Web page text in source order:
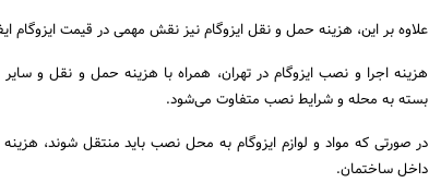
علاوه بر این، هزینه حمل و نقل ایزوگام نیز نقش مهمی در قیمت ایزوگام
هزینه اجرا و نصب ایزوگام در تهران، همراه با هزینه حمل و نقل و
بسته به محله و شرایط نصب متفاوت می‌شود.
در صورتی که مواد و لوازم ایزوگام به محل نصب باید منتقل شوند،
داخل ساختمان.